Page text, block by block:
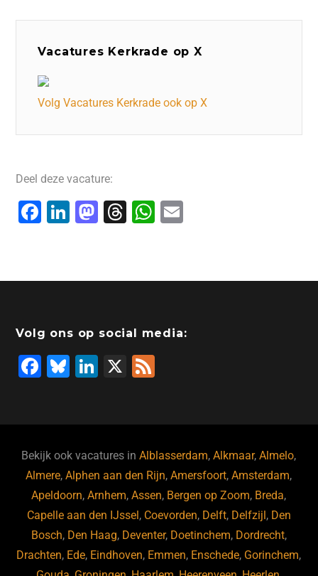
Vacatures Kerkrade op X
Volg Vacatures Kerkrade ook op X
Deel deze vacature:
F
e
o
o
k
Li
e
n
M
o
o
T
a
s
W
s
p
l
Volg ons op social media:
F
b
o
o
k
Bl
ky
Li
dI
n
X
Bekijk ook vacatures inAlblasserdam,Alkmaar,Almelo,
Almere,Alphen aan den Rijn,Amersfoort,Amsterdam,
Apeldoorn,Arnhem,Assen, Bergen op Zoom, Breda,
Capelle aan den IJssel, Coevorden, Delft, Delfzijl, Den
Bosch, Den Haag, Deventer, Doetinchem, Dordrecht,
Drachten, Ede, Eindhoven, Emmen, Enschede, Gorinchem,